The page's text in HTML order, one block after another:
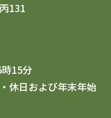
131
15分
休日および年末年始